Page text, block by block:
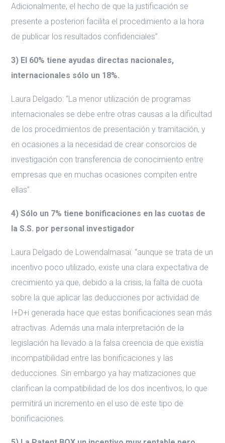
Adicionalmente, el hecho de que la justificación se
presente a posteriori facilita el procedimiento a la hora
de publicar los resultados confidenciales”.
3) El 60% tiene ayudas directas nacionales,
internacionales sólo un 18%.
Laura Delgado: “La menor utilización de programas
internacionales se debe entre otras causas a la dificultad
de los procedimientos de presentación y tramitación, y
en ocasiones a la necesidad de crear consorcios de
investigación con transferencia de conocimiento entre
empresas que en muchas ocasiones compiten entre
ellas”.
4) Sólo un 7% tiene bonificaciones en las cuotas de
la S.S. por personal investigador
Laura Delgado de Lowendalmasaï: “aunque se trata de un
incentivo poco utilizado, existe una clara expectativa de
crecimiento ya que, debido a la crisis, la falta de cuota
sobre la que aplicar las deducciones por actividad de
I+D+i generada hace que estas bonificaciones sean más
atractivas. Además una mala interpretación de la
legislación ha llevado a la falsa creencia de que existía
incompatibilidad entre las bonificaciones y las
deducciones. Sin embargo ya hay matizaciones que
clarifican la compatibilidad de los dos incentivos, lo que
permitirá un incremento en el uso de este tipo de
bonificaciones.